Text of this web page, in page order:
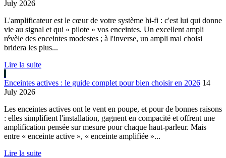
July 2026
L'amplificateur est le cœur de votre système hi-fi : c'est lui qui donne
vie au signal et qui « pilote » vos enceintes. Un excellent ampli
révèle des enceintes modestes ; à l'inverse, un ampli mal choisi
bridera les plus...
Lire la suite
Enceintes actives : le guide complet pour bien choisir en 2026 14
July 2026
Les enceintes actives ont le vent en poupe, et pour de bonnes raisons
: elles simplifient l'installation, gagnent en compacité et offrent une
amplification pensée sur mesure pour chaque haut-parleur. Mais
entre « enceinte active », « enceinte amplifiée »...
Lire la suite